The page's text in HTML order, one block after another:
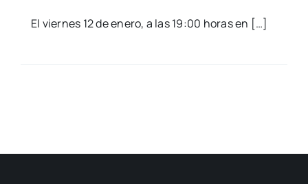
El vier­nes 12 de enero, a las 19:00 horas en […]